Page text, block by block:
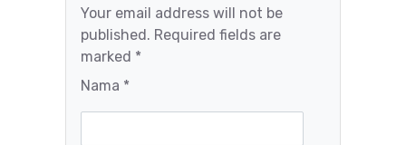
Your email address will not be
published. Required fields are
marked *
Nama *